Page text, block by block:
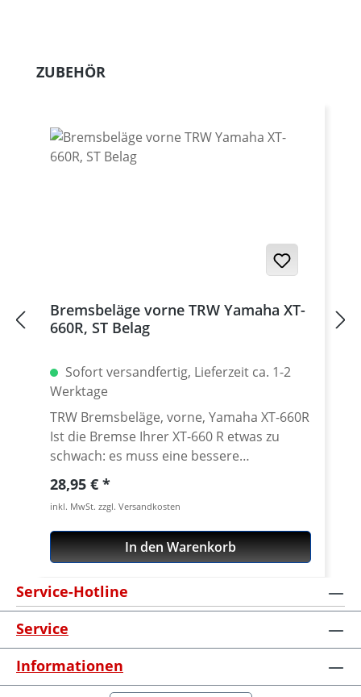
Produktgalerie überspringen
ZUBEHÖR
Bremsbeläge vorne TRW Yamaha XT-
660R, ST Belag
Sofort versandfertig, Lieferzeit ca. 1-2
Werktage
TRW Bremsbeläge, vorne, Yamaha XT-660R
Ist die Bremse Ihrer XT-660 R etwas zu
schwach: es muss eine bessere
Bremsleistung mit niedrigeren
Handkräften her? Oder einfach nur Ersatz
für die verschlissenen Originalbeläge?
Dann sind die LUCAS / TRW Bremsbelägen
richtig. Wir bieten zwei unterschiedliche
Einsatzzwecke an. ST-Allround organisch ·
organisch mit Keramik-Underlayer zur
Wärmedämmung · gute Lebensdauer und
Scheibenverträglichkeit · auf allen
Scheiben verträglich · solide
Bremsleistung, gutes Nassbremsverhalten
Regulärer Preis:
28,95 €
inkl. MwSt. zzgl. Versandkosten
In den Warenkorb
Service-Hotline
Service
Informationen